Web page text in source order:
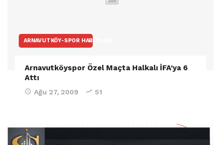
ARNAVUTKÖY-SPOR HABERLERI
Arnavutköyspor Özel Maçta Halkalı İFA’ya 6
Attı
Ağu 27, 2009 51